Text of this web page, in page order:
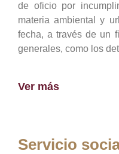
de oficio por
materia ambiental y
fecha, a través de un
generales, como los
Ver más
Servicio